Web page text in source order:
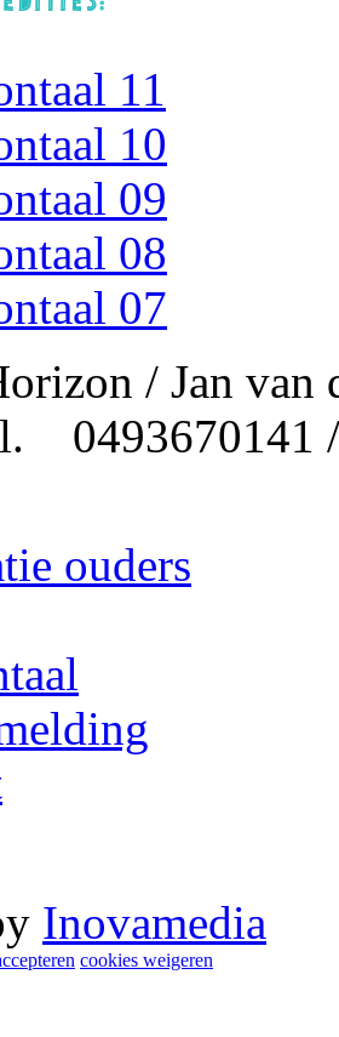
11
10
09
08
07
/ Jan van
0493670141
ouders
Inovamedia
cookies weigeren